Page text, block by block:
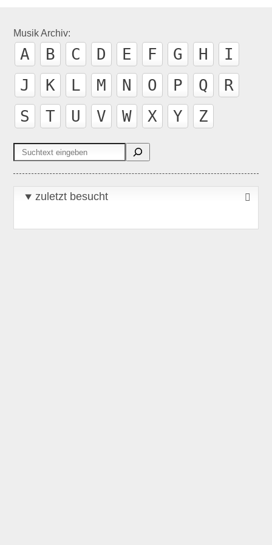
Musik Archiv:
A B C D E F G H
I
J
K L M N O P Q
R
S
T U V W X Y Z
Suchen
zuletzt besucht